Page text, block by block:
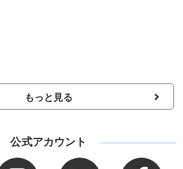
もっと見る
公式アカウント